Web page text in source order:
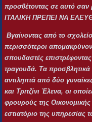
προσθέτοντας σε αυτό
ΙΤΑΛΙΚΗ ΠΡΕΠΕΙ ΝΑ
Βγαίνοντας από το
περισσότεροι
σπουδαστές
τραγουδά. Τα προσβλητικά
αντιληπτά από δύο
και Τριτζίνι Έλενα, οι
φρουρούς της
εστιατόριο της υπηρεσίας